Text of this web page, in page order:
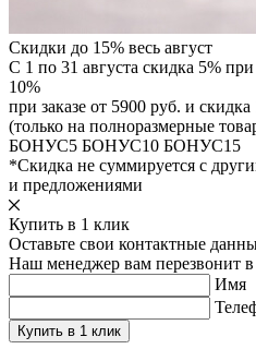
Скидки до 15% весь август
С 1 по 31 августа скидка 5% при
10%
при заказе от 5900 руб. и
(только на полноразмерные
БОНУС5 БОНУС10 БОНУС15
*Скидка не суммируется с
и предложениями
Купить в 1 клик
Оставьте свои контактные
Наш менеджер вам перезвонит
Имя